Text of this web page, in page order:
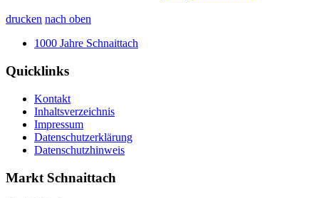
drucken nach oben
1000 Jahre Schnaittach
Quicklinks
Kontakt
Inhaltsverzeichnis
Impressum
Datenschutzerklärung
Datenschutzhinweis
Markt Schnaittach